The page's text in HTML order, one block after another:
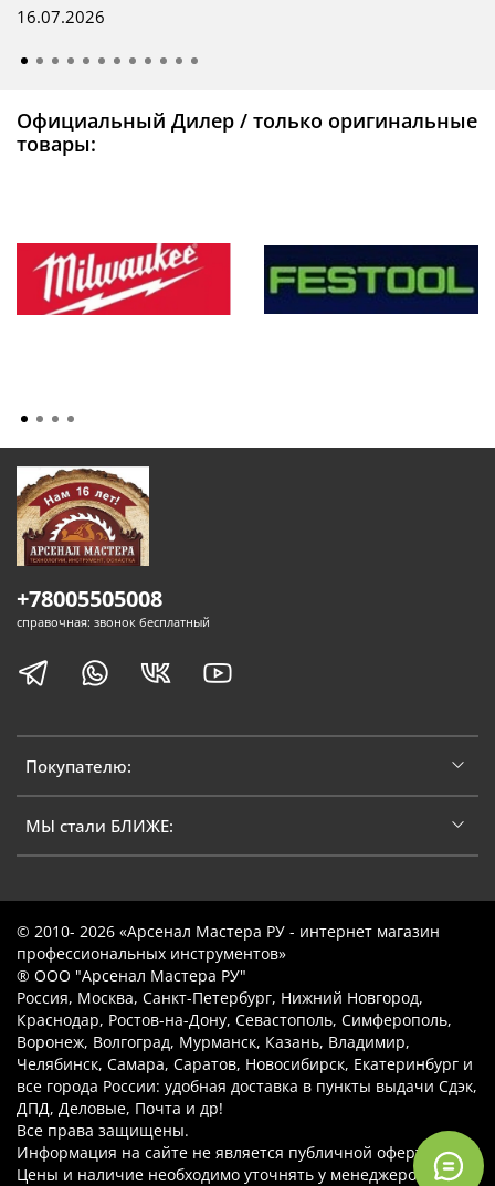
16.07.2026
Официальный Дилер / только оригинальные
товары:
Покупателю:
МЫ стали БЛИЖЕ:
+78005505008
справочная: звонок бесплатный
© 2010- 2026 «Арсенал Мастера РУ - интернет магазин
профессиональных инструментов»
® ООО "Арсенал Мастера РУ"
Россия, Москва, Санкт-Петербург, Нижний Новгород,
Краснодар, Ростов-на-Дону, Севастополь, Симферополь,
Воронеж, Волгоград, Мурманск, Казань, Владимир,
Челябинск, Самара, Саратов, Новосибирск, Екатеринбург и
все города России: удобная доставка в пункты выдачи Сдэк,
ДПД, Деловые, Почта и др!
Все права защищены.
Информация на сайте не является публичной офертой.
Цены и наличие необходимо уточнять у менеджеров.